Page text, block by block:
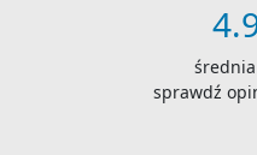
sprawdź